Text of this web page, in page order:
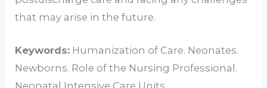
that may arise in the future.
Keywords: Humanization of Care. Neonates.
Newborns. Role of the Nursing Professional.